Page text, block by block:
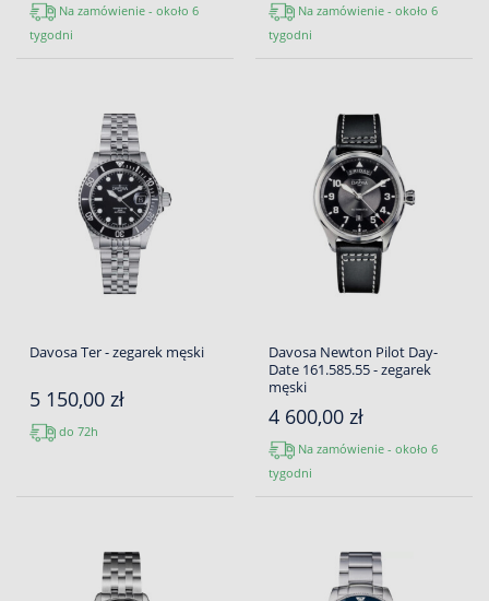
Na zamówienie - około 6
tygodni
Na zamówienie - około 6
tygodni
Davosa Ter - zegarek męski
5 150,00 zł
do 72h
Davosa Newton Pilot Day-
Date 161.585.55 - zegarek
męski
4 600,00 zł
Na zamówienie - około 6
tygodni